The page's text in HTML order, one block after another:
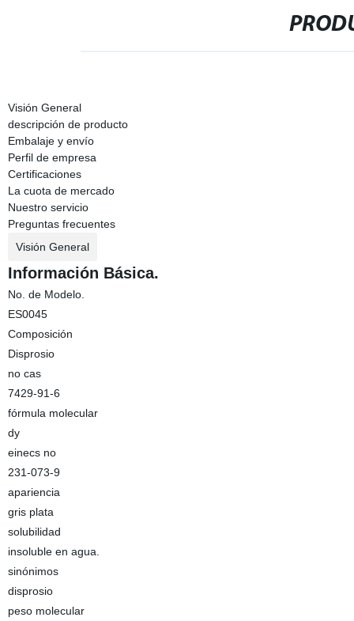
Visión General
descripción de producto
Embalaje y envío
Perfil de empresa
Certificaciones
La cuota de mercado
Nuestro servicio
Preguntas frecuentes
Visión General
Información Básica.
No. de Modelo.
ES0045
Composición
Disprosio
no cas
7429-91-6
fórmula molecular
dy
einecs no
231-073-9
apariencia
gris plata
solubilidad
insoluble en agua.
sinónimos
disprosio
peso molecular